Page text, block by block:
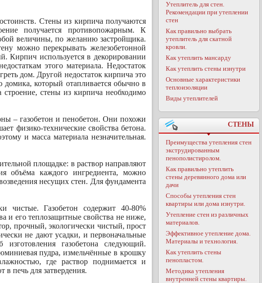
Стены из кирпича получаются
получается противопожарным. К
величины, по желанию застройщика.
можно перекрывать железобетонной
Кирпич используется в декорировании
этого материала. Недостаток
дом. Другой недостаток кирпича это
домика, который отапливается обычно в
стены из кирпича необходимо
– газобетон и пенобетон. Они похожи
физико-технические свойства бетона.
и масса материала незначительная.
площадке: в раствор направляют
объёма каждого ингредиента, можно
несущих стен. Для фундамента
чистые. Газобетон содержит 40-80%
и его теплозащитные свойства не ниже,
прочный, экологически чистый, прост
не дают усадки, и первоначальные
изготовления газобетона следующий.
пудра, измельчённые в крошку
где раствор поднимается и
в печь для затвердения.
Утеплитель для стен.
Рекомендации при утеплении
стен
Как правильно выбрать
утеплитель для скатной
кровли.
Как утеплить мансарду
Как утеплить стены изнутри
Основные характеристики
теплоизоляции
Виды утеплителей
СТЕНЫ
Преимущества утепления стен
экструдированным
пенополистиролом.
Как правильно утеплить
стены деревянного дома или
дачи
Способы утепления стен
квартиры или дома изнутри.
Утепление стен из различных
материалов.
Эффективное утепление дома.
Материалы и технология.
Как утеплить стены
пенопластом.
Методика утепления
внутренней стены квартиры.